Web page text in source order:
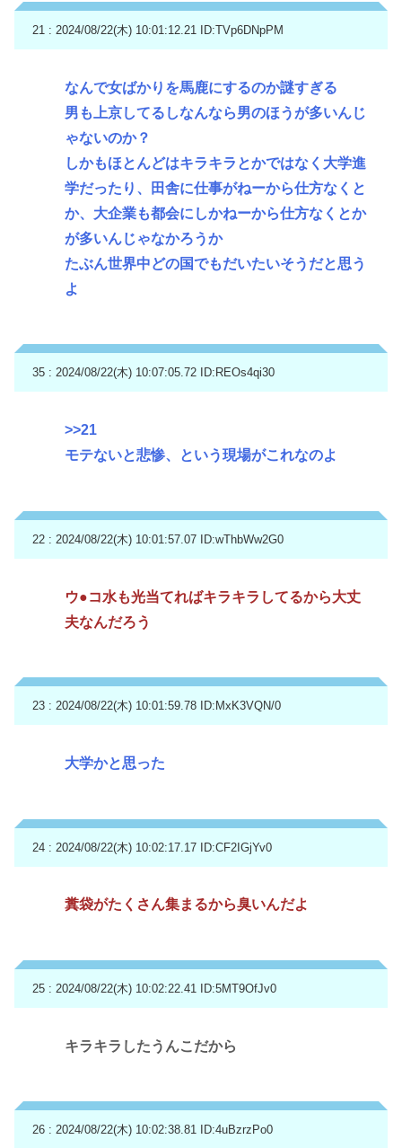
21 : 2024/08/22(木) 10:01:12.21 ID:TVp6DNpPM
なんで女ばかりを馬鹿にするのか謎すぎる
男も上京してるしなんなら男のほうが多いんじ
ゃないのか？
しかもほとんどはキラキラとかではなく大学進
学だったり、田舎に仕事がねーから仕方なくと
か、大企業も都会にしかねーから仕方なくとか
が多いんじゃなかろうか
たぶん世界中どの国でもだいたいそうだと思う
よ
35 : 2024/08/22(木) 10:07:05.72 ID:REOs4qi30
>>21
モテないと悲惨、という現場がこれなのよ
22 : 2024/08/22(木) 10:01:57.07 ID:wThbWw2G0
ウ●コ水も光当てればキラキラしてるから大丈
夫なんだろう
23 : 2024/08/22(木) 10:01:59.78 ID:MxK3VQN/0
大学かと思った
24 : 2024/08/22(木) 10:02:17.17 ID:CF2IGjYv0
糞袋がたくさん集まるから臭いんだよ
25 : 2024/08/22(木) 10:02:22.41 ID:5MT9OfJv0
キラキラしたうんこだから
26 : 2024/08/22(木) 10:02:38.81 ID:4uBzrzPo0